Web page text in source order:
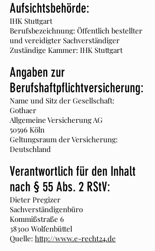
Aufsichtsbehörde:
IHK Stuttgart
Berufsbezeichnung: Öffentlich bestellter
und vereidigter Sachverständiger
Zuständige Kammer: IHK Stuttgart
Angaben zur
Berufshaftpflichtversicherung:
Name und Sitz der Gesellschaft:
Gothaer
Allgemeine Versicherung AG
50596 Köln
Geltungsraum der Versicherung:
Deutschland
Verantwortlich für den Inhalt
nach § 55 Abs. 2 RStV:
Dieter Pregizer
Sachverständigenbüro
Kommißstraße 6
38300 Wolfenbüttel
Quelle: http://www.e-recht24.de